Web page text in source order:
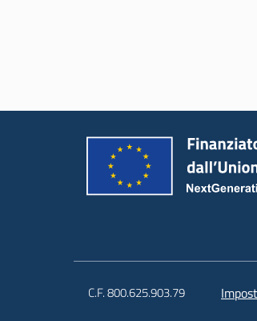
C.F. 800.625.903.79